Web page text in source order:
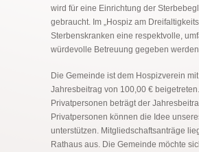
wird für eine Einrichtung der
gebraucht. Im „Hospiz am
Sterbenskranken eine respektvolle,
würdevolle Betreuung gegeben werden.
Die Gemeinde ist dem Hospizverein
Jahresbeitrag von 100,00 €
Privatpersonen beträgt der
Privatpersonen können die Idee
unterstützen. Mitgliedschaftsanträge
Rathaus aus. Die Gemeinde möchte